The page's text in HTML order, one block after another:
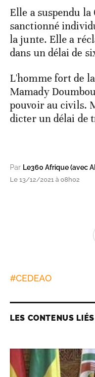
Elle a suspendu la
sanctionné
la junte. Elle a
dans un délai de
L'homme fort de
Mamady
pouvoir au civils.
dicter un délai de
Par Le360 Afrique (avec
Le 13/12/2021 à 08h02
#CEDEAO
LES CONTENUS LIÉS